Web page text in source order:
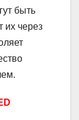
быть
их через